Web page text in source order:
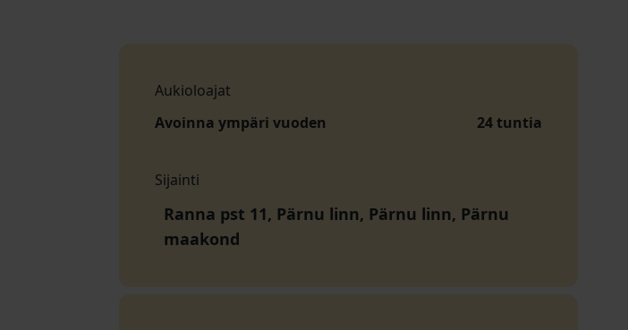
Aukioloajat
Avoinna ympäri vuoden
24 tuntia
Sijainti
Ranna pst 11, Pärnu linn, Pärnu linn, Pärnu
maakond